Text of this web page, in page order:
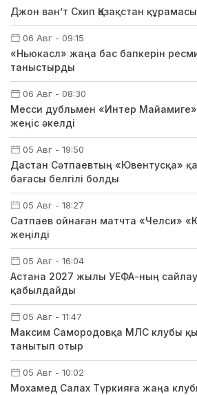
Джон ван’т Схип Қазақстан
06 Авг - 09:15
«Ньюкасл» жаңа бас бапкерін
таныстырды
06 Авг - 08:30
Месси дубльмен «Интер
жеңіс әкелді
05 Авг - 19:50
Дастан Сәтпаевтың «Ювентусқа»
бағасы белгілі болды
05 Авг - 18:27
Сатпаев ойнаған матчта «Челси»
жеңілді
05 Авг - 16:04
Астана 2027 жылы УЕФА-ның сайлау
қабылдайды
05 Авг - 11:47
Максим Самородовқа МЛС клубы
танытып отыр
05 Авг - 10:02
Мохамед Салах Түркияға жаңа